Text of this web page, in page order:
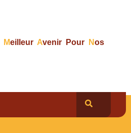
Meilleur Avenir Pour Nos